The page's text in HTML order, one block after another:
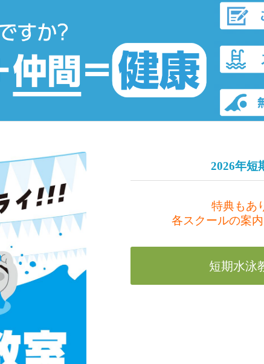
2026年短
特典もあ
各スクールの案
短期水泳